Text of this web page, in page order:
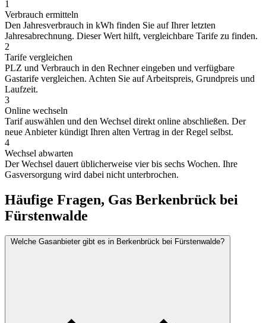
1
Verbrauch ermitteln
Den Jahresverbrauch in kWh finden Sie auf Ihrer letzten
Jahresabrechnung. Dieser Wert hilft, vergleichbare Tarife zu finden.
2
Tarife vergleichen
PLZ und Verbrauch in den Rechner eingeben und verfügbare
Gastarife vergleichen. Achten Sie auf Arbeitspreis, Grundpreis und
Laufzeit.
3
Online wechseln
Tarif auswählen und den Wechsel direkt online abschließen. Der
neue Anbieter kündigt Ihren alten Vertrag in der Regel selbst.
4
Wechsel abwarten
Der Wechsel dauert üblicherweise vier bis sechs Wochen. Ihre
Gasversorgung wird dabei nicht unterbrochen.
Häufige Fragen, Gas Berkenbrück bei
Fürstenwalde
Welche Gasanbieter gibt es in Berkenbrück bei Fürstenwalde?